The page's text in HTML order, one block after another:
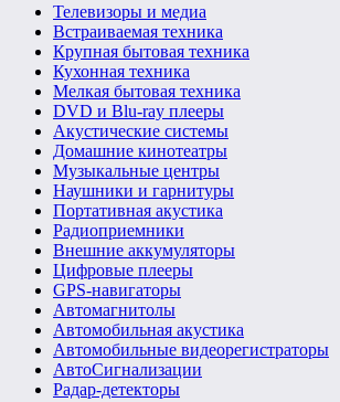
Телевизоры и медиа
Встраиваемая техника
Крупная бытовая техника
Кухонная техника
Мелкая бытовая техника
DVD и Blu-ray плееры
Акустические системы
Домашние кинотеатры
Музыкальные центры
Наушники и гарнитуры
Портативная акустика
Радиоприемники
Внешние аккумуляторы
Цифровые плееры
GPS-навигаторы
Автомагнитолы
Автомобильная акустика
Автомобильные видеорегистраторы
АвтоСигнализации
Радар-детекторы